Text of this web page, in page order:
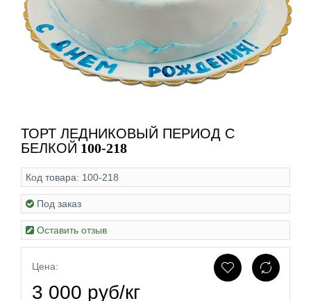
ТОРТ ЛЕДНИКОВЫЙ ПЕРИОД С
БЕЛКОЙ 100-218
Код товара: 100-218
Под заказ
Оставить отзыв
Цена:
3 000 руб/кг